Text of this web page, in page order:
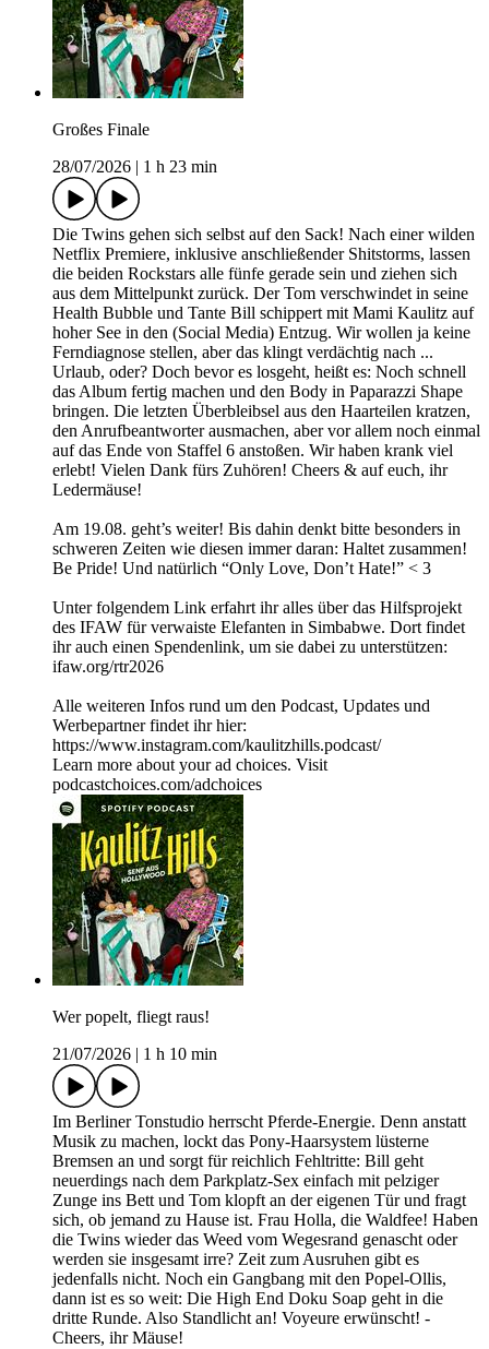
Großes Finale
28/07/2026
1 h 23 min
Die Twins gehen sich selbst auf den Sack! Nach einer wilden
Netflix Premiere, inklusive anschließender Shitstorms, lassen
die beiden Rockstars alle fünfe gerade sein und ziehen sich
aus dem Mittelpunkt zurück. Der Tom verschwindet in seine
Health Bubble und Tante Bill schippert mit Mami Kaulitz auf
hoher See in den (Social Media) Entzug. Wir wollen ja keine
Ferndiagnose stellen, aber das klingt verdächtig nach ...
Urlaub, oder? Doch bevor es losgeht, heißt es: Noch schnell
das Album fertig machen und den Body in Paparazzi Shape
bringen. Die letzten Überbleibsel aus den Haarteilen kratzen,
den Anrufbeantworter ausmachen, aber vor allem noch einmal
auf das Ende von Staffel 6 anstoßen. Wir haben krank viel
erlebt! Vielen Dank fürs Zuhören! Cheers & auf euch, ihr
Ledermäuse!
Am 19.08. geht’s weiter! Bis dahin denkt bitte besonders in
schweren Zeiten wie diesen immer daran: Haltet zusammen!
Be Pride! Und natürlich “Only Love, Don’t Hate!” < 3
Unter folgendem Link erfahrt ihr alles über das Hilfsprojekt
des IFAW für verwaiste Elefanten in Simbabwe. Dort findet
ihr auch einen Spendenlink, um sie dabei zu unterstützen:
ifaw.org/rtr2026
Alle weiteren Infos rund um den Podcast, Updates und
Werbepartner findet ihr hier:
https://www.instagram.com/kaulitzhills.podcast/
Learn more about your ad choices. Visit
podcastchoices.com/adchoices
Wer popelt, fliegt raus!
21/07/2026
1 h 10 min
Im Berliner Tonstudio herrscht Pferde-Energie. Denn anstatt
Musik zu machen, lockt das Pony-Haarsystem lüsterne
Bremsen an und sorgt für reichlich Fehltritte: Bill geht
neuerdings nach dem Parkplatz-Sex einfach mit pelziger
Zunge ins Bett und Tom klopft an der eigenen Tür und fragt
sich, ob jemand zu Hause ist. Frau Holla, die Waldfee! Haben
die Twins wieder das Weed vom Wegesrand genascht oder
werden sie insgesamt irre? Zeit zum Ausruhen gibt es
jedenfalls nicht. Noch ein Gangbang mit den Popel-Ollis,
dann ist es so weit: Die High End Doku Soap geht in die
dritte Runde. Also Standlicht an! Voyeure erwünscht! -
Cheers, ihr Mäuse!